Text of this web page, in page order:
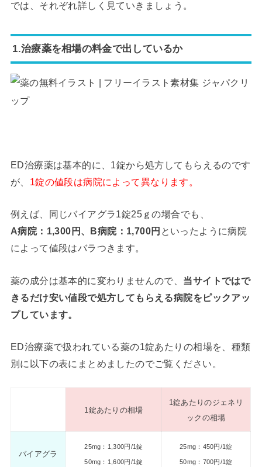
では、それぞれ詳しく見ていきましょう。
1.治療薬を相場の料金で出しているか
ED治療薬は基本的に、1錠から処方してもらえるのです
が、 1錠の値段は病院によって異なります。
例えば、同じバイアグラ1錠25ｇの場合でも、
A病院：1,300円、B病院：1,700円 といったように病院
によって値段はバラつきます。
薬の成分は基本的に変わりませんので、 当サイトではで
きるだけ安い値段で処方してもらえる病院をピックアッ
プしています。
ED治療薬で扱われている薬の1錠あたりの相場を、種類
別に以下の表にまとめましたのでご覧ください。
1錠あたりの相場
1錠あたりのジェネリ
ックの相場
バイアグラ
25mg：1,300円/1錠
50mg：1,600円/1錠
25mg：450円/1錠
50mg：700円/1錠